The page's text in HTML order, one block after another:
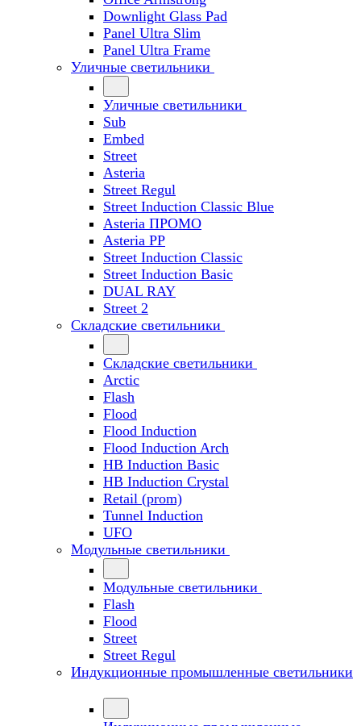
Downlight Glass Pad
Panel Ultra Slim
Panel Ultra Frame
Уличные светильники
Уличные светильники
Sub
Embed
Street
Asteria
Street Regul
Street Induction Classic Blue
Asteria ПРОМО
Asteria PP
Street Induction Classic
Street Induction Basic
DUAL RAY
Street 2
Складские светильники
Складские светильники
Arctic
Flash
Flood
Flood Induction
Flood Induction Arch
HB Induction Basic
HB Induction Crystal
Retail (prom)
Tunnel Induction
UFO
Модульные светильники
Модульные светильники
Flash
Flood
Street
Street Regul
Индукционные промышленные светильники